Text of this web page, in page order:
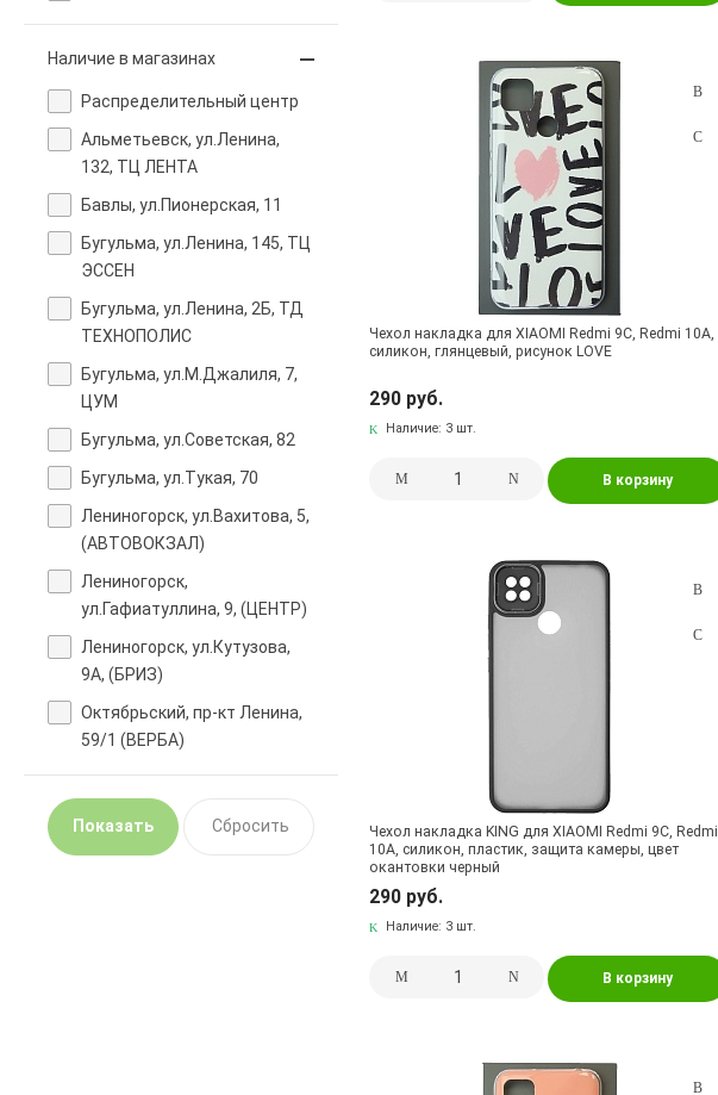
Наличие в магазинах
Pаспределительный центр
Альметьевск, ул.Ленина,
132, ТЦ ЛЕНТА
Бавлы, ул.Пионерская, 11
Бугульма, ул.Ленина, 145, ТЦ
ЭССЕН
Бугульма, ул.Ленина, 2Б, ТД
ТЕХНОПОЛИС
Бугульма, ул.М.Джалиля, 7,
ЦУМ
Бугульма, ул.Советская, 82
Бугульма, ул.Тукая, 70
Лениногорск, ул.Вахитова, 5,
(АВТОВОКЗАЛ)
Лениногорск,
ул.Гафиатуллина, 9, (ЦЕНТР)
Лениногорск, ул.Кутузова,
9А, (БРИЗ)
Октябрьский, пр-кт Ленина,
59/1 (ВЕРБА)
Чехол накладка для XIAOMI Redmi 9C, Redmi 10A,
силикон, глянцевый, рисунок LOVE
290 руб.
Наличие: 3 шт.
В корзину
Чехол накладка KING для XIAOMI Redmi 9C, Redmi
10A, силикон, пластик, защита камеры, цвет
окантовки черный
290 руб.
Наличие: 3 шт.
В корзину